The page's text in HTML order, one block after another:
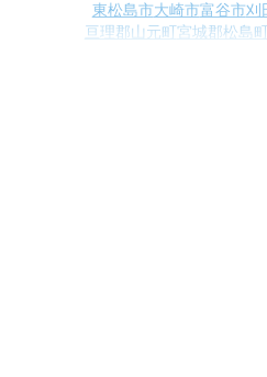
東松島市大崎市富谷市刈
亘理郡山元町宮城郡松島